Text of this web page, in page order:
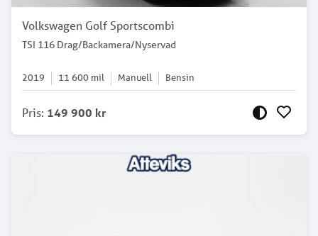
Volkswagen Golf Sportscombi
TSI 116 Drag/Backamera/Nyservad
2019 11 600 mil Manuell Bensin
Pris: 149 900 kr